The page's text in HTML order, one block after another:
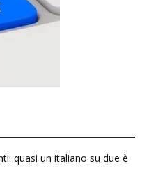
quasi un italiano su due è